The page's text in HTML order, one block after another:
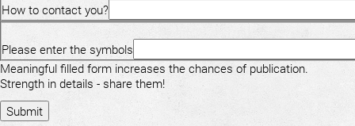
How to contact you?
Please enter the symbols
Meaningful filled form increases the chances of publication.
Strength in details - share them!